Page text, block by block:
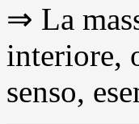
⇒ La
interiore,
senso,